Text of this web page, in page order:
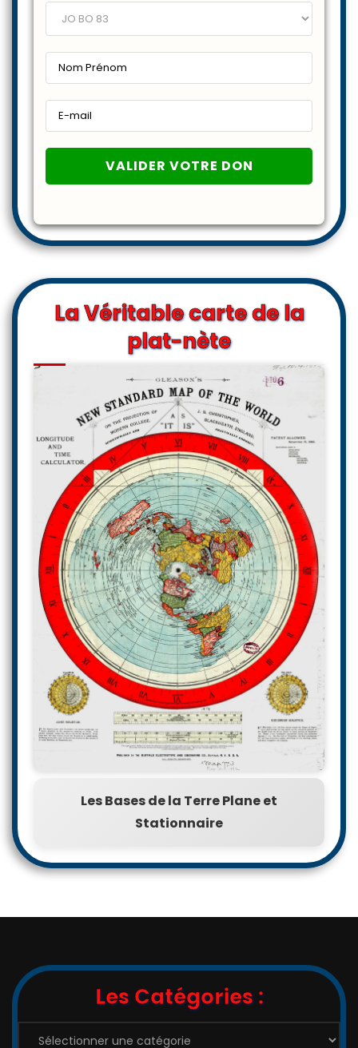
La Véritable carte de la
plat-nète
Les Bases de la Terre Plane et
Stationnaire
Les Catégories :